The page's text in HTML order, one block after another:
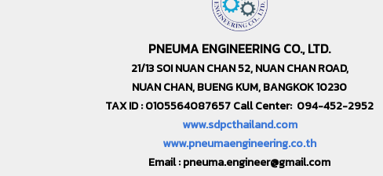
PNEUMA ENGINEERING CO., LTD.
21/13 SOI NUAN CHAN 52, NUAN CHAN ROAD,
NUAN CHAN, BUENG KUM, BANGKOK 10230
TAX ID : 0105564087657 Call Center: 094-452-2952
www.sdpcthailand.com
www.pneumaengineering.co.th
Email :pneuma.engineer@gmail.com